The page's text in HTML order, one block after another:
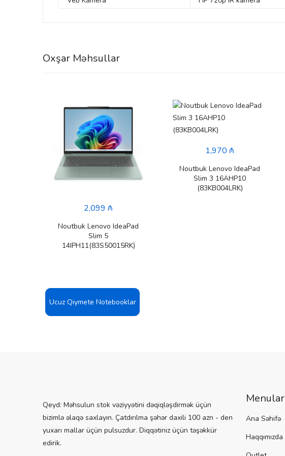
Oxşar Məhsullar
2,099 ₼
Noutbuk Lenovo IdeaPad
Slim 5
14IPH11(83S50015RK)
1,970 ₼
Noutbuk Lenovo IdeaPad
Slim 3 16AHP10
(83KB004LRK)
Ucuz Qiymete Notebooklar
Qeyd: Məhsulun stok vəziyyətini dəqiqləşdirmək üçün
bizimlə əlaqə saxlayın. Çatdırılma şəhər daxili 100 azn - den
yuxarı mallar üçün pulsuzdur. Diqqətiniz üçün təşəkkür
edirik.
Menular
Ana Səhifə
Haqqımızda